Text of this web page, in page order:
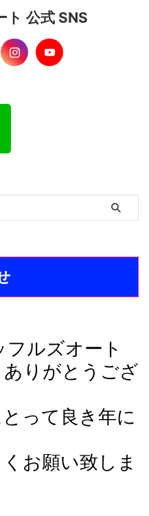
ト 公式 SNS
ルズオート
りがとうござ
って良き年に
お願い致しま